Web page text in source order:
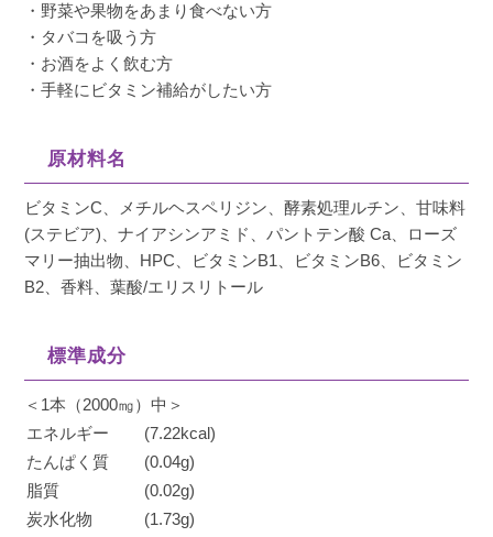
・野菜や果物をあまり食べない方
・タバコを吸う方
・お酒をよく飲む方
・手軽にビタミン補給がしたい方
原材料名
ビタミンC、メチルヘスペリジン、酵素処理ルチン、甘味料
(ステビア)、ナイアシンアミド、パントテン酸 Ca、ローズ
マリー抽出物、HPC、ビタミンB1、ビタミンB6、ビタミン
B2、香料、葉酸/エリスリトール
標準成分
＜1本（2000㎎）中＞
エネルギー
(7.22kcal)
たんぱく質
(0.04g)
脂質
(0.02g)
炭水化物
(1.73g)